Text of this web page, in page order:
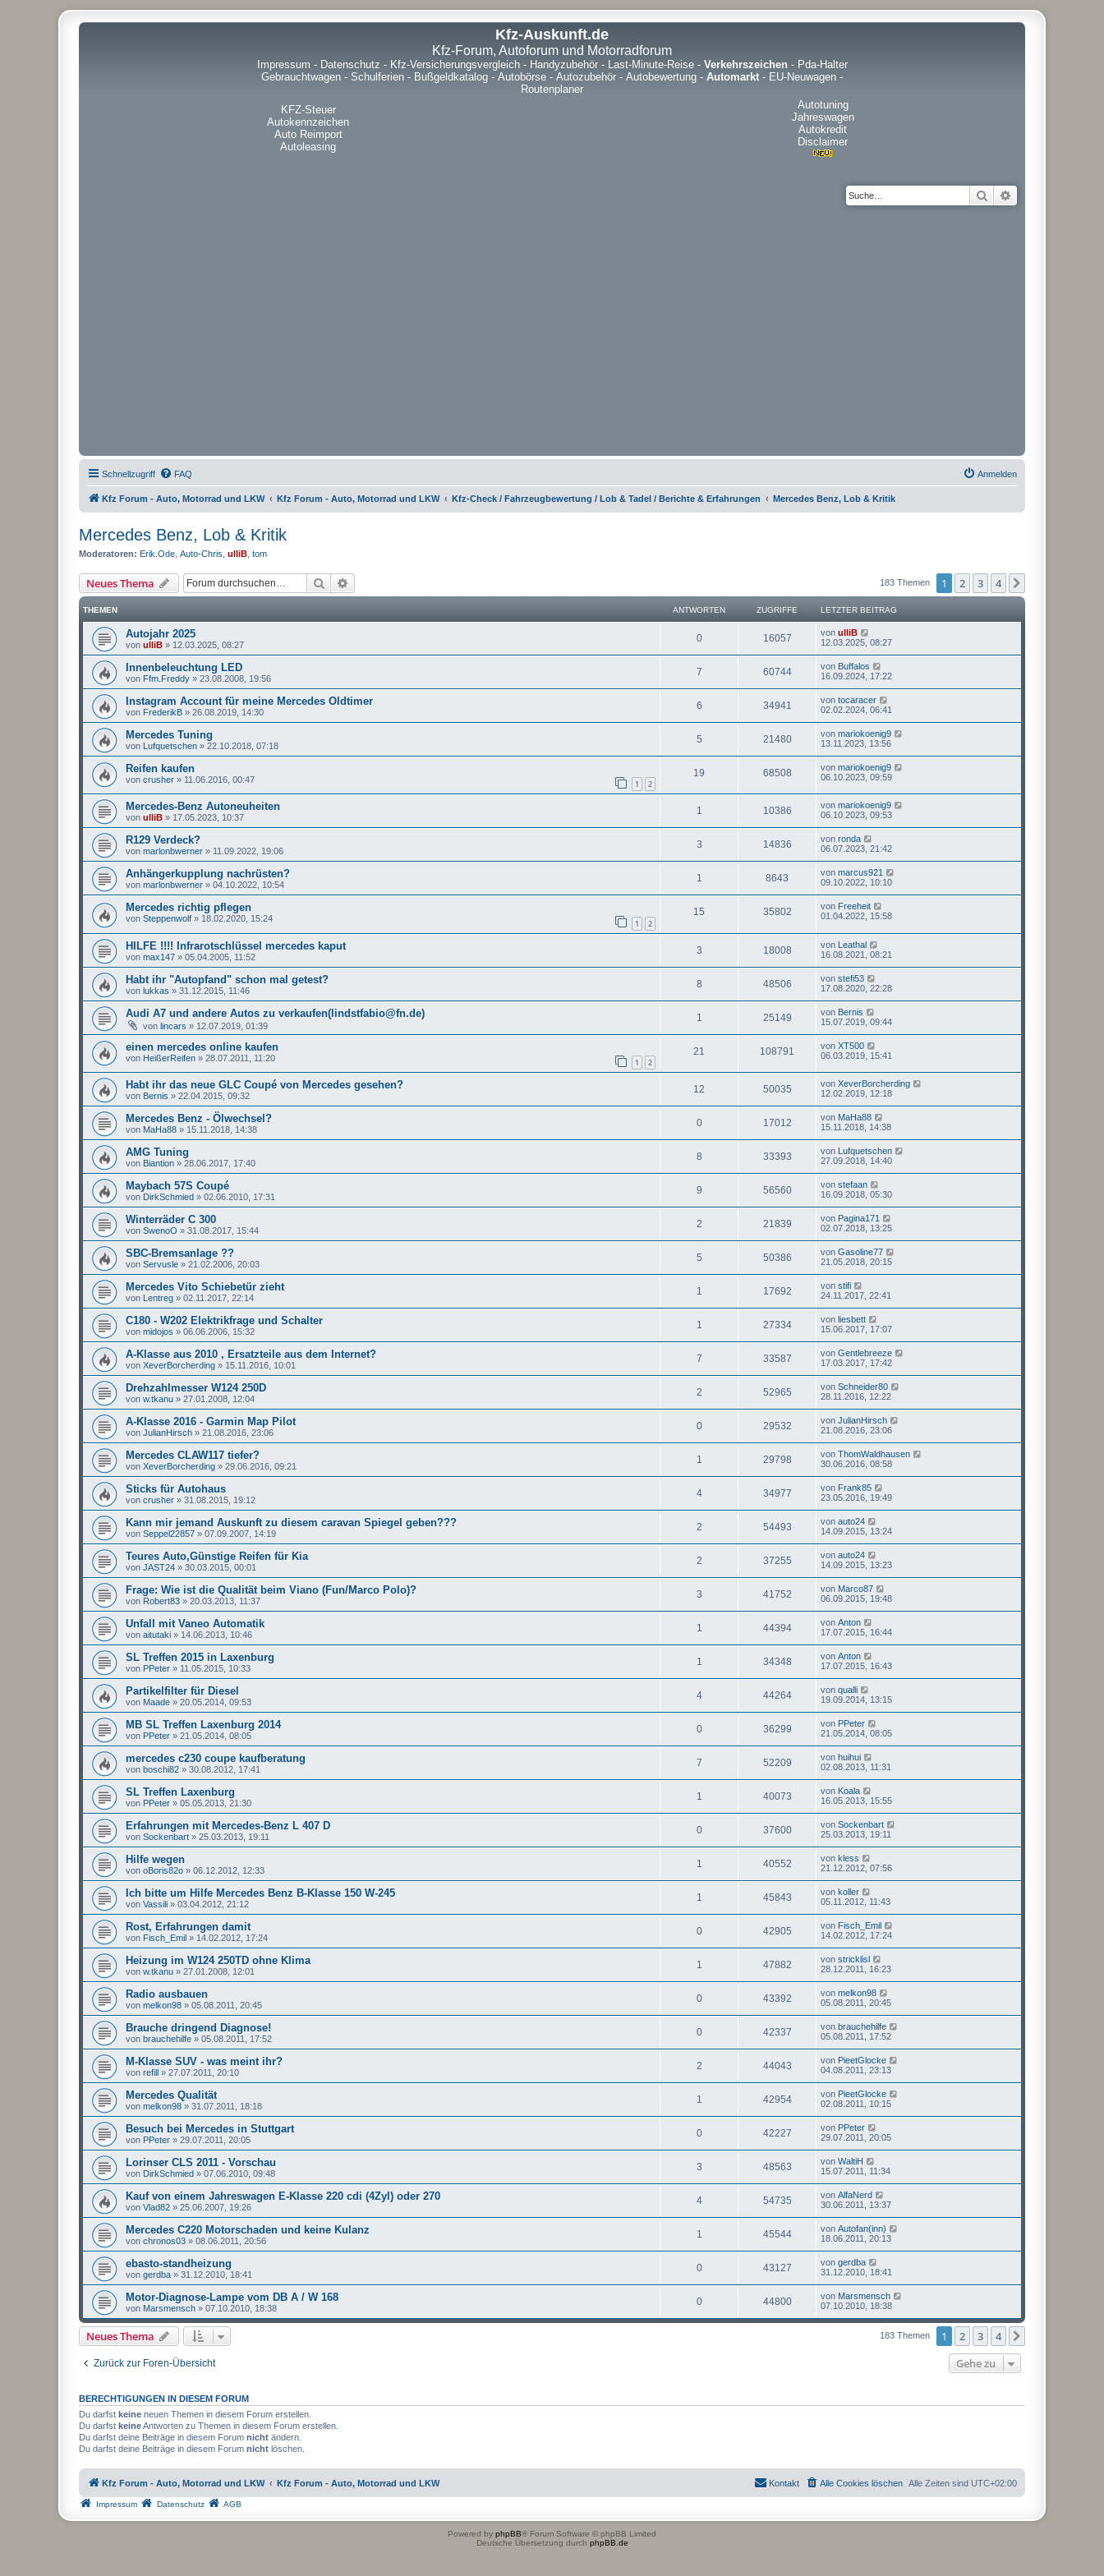
Kfz-Auskunft.de
Kfz-Forum, Autoforum und Motorradforum
Impressum - Datenschutz - Kfz-Versicherungsvergleich- Handyzubehör- Last-Minute-Reise- Verkehrszeichen- Pda-Halter
Gebrauchtwagen - Schulferien - Bußgeldkatalog - Autobörse - Autozubehör - Autobewertung - Automarkt - EU-Neuwagen -
Routenplaner
KFZ-Steuer
Autokennzeichen
Auto Reimport
Autoleasing
Autotuning
Jahreswagen
Autokredit
Disclaimer
Suche
Schnellzugriff FAQ Anmelden
Kfz Forum - Auto, Motorrad und LKW Kfz Forum - Auto, Motorrad und LKW Kfz-Check / Fahrzeugbewertung / Lob & Tadel / Berichte & Erfahrungen Mercedes Benz, Lob & Kritik
Mercedes Benz, Lob & Kritik
Moderatoren: Erik.Ode Auto-Chris ulliB tom
Neues Thema Suche 183 Themen 1 2 3 4
THEMEN ANTWORTEN ZUGRIFFE LETZTER BEITRAG
Autojahr 2025
von ulliB » 12.03.2025, 08:27
0 16057 von ulliB
12.03.2025, 08:27
Innenbeleuchtung LED
von Ffm.Freddy » 23.08.2008, 19:56
7 60744 von Buffalos
16.09.2024, 17:22
Instagram Account für meine Mercedes Oldtimer
von FrederikB » 26.08.2019, 14:30
6 34941 von tocaracer
02.02.2024, 06:41
Mercedes Tuning
von Lufquetschen » 22.10.2018, 07:18
5 21480 von mariokoenig9
13.11.2023, 13:56
Reifen kaufen
von crusher » 11.06.2016, 00:47 1 2
19 68508 von mariokoenig9
06.10.2023, 09:59
Mercedes-Benz Autoneuheiten
von ulliB » 17.05.2023, 10:37
1 10386 von mariokoenig9
06.10.2023, 09:53
R129 Verdeck?
von marlonbwerner » 11.09.2022, 19:06
3 14836 von ronda
06.07.2023, 21:42
Anhängerkupplung nachrüsten?
von marlonbwerner » 04.10.2022, 10:54
1 8643 von marcus921
09.10.2022, 10:10
Mercedes richtig pflegen
von Steppenwolf » 18.02.2020, 15:24 1 2
15 35802 von Freeheit
01.04.2022, 15:58
HILFE !!!! Infrarotschlüssel mercedes kaput
von max147 » 05.04.2005, 11:52
3 18008 von Leathal
16.08.2021, 08:21
Habt ihr "Autopfand" schon mal getest?
von lukkas » 31.12.2015, 11:46
8 48506 von stefi53
17.08.2020, 22:28
Audi A7 und andere Autos zu verkaufen(lindstfabio@fn.de)
von lincars » 12.07.2019, 01:39
1 25149 von Bernis
15.07.2019, 09:44
einen mercedes online kaufen
von HeißerReifen » 28.07.2011, 11:20 1 2
21 108791 von XT500
06.03.2019, 15:41
Habt ihr das neue GLC Coupé von Mercedes gesehen?
von Bernis » 22.04.2015, 09:32
12 50035 von XeverBorcherding
12.02.2019, 12:18
Mercedes Benz - Ölwechsel?
von MaHa88 » 15.11.2018, 14:38
0 17012 von MaHa88
15.11.2018, 14:38
AMG Tuning
von Biantion » 28.06.2017, 17:40
8 33393 von Lufquetschen
27.09.2018, 14:40
Maybach 57S Coupé
von DirkSchmied » 02.06.2010, 17:31
9 56560 von stefaan
16.09.2018, 05:30
Winterräder C 300
von SwenoO » 31.08.2017, 15:44
2 21839 von Pagina171
02.07.2018, 13:25
SBC-Bremsanlage ??
von Servusle » 21.02.2006, 20:03
5 50386 von Gasoline77
21.05.2018, 20:15
Mercedes Vito Schiebetür zieht
von Lentreg » 02.11.2017, 22:14
1 17692 von stifi
24.11.2017, 22:41
C180 - W202 Elektrikfrage und Schalter
von midojos » 06.06.2006, 15:32
1 27334 von liesbett
15.06.2017, 17:07
A-Klasse aus 2010 , Ersatzteile aus dem Internet?
von XeverBorcherding » 15.11.2016, 10:01
7 33587 von Gentlebreeze
17.03.2017, 17:42
Drehzahlmesser W124 250D
von w.tkanu » 27.01.2008, 12:04
2 52965 von Schneider80
28.11.2016, 12:22
A-Klasse 2016 - Garmin Map Pilot
von JulianHirsch » 21.08.2016, 23:06
0 29532 von JulianHirsch
21.08.2016, 23:06
Mercedes CLAW117 tiefer?
von XeverBorcherding » 29.06.2016, 09:21
1 29798 von ThomWaldhausen
30.06.2016, 08:58
Sticks für Autohaus
von crusher » 31.08.2015, 19:12
4 34977 von Frank85
23.05.2016, 19:49
Kann mir jemand Auskunft zu diesem caravan Spiegel geben???
von Seppel22857 » 07.09.2007, 14:19
2 54493 von auto24
14.09.2015, 13:24
Teures Auto,Günstige Reifen für Kia
von JAST24 » 30.03.2015, 00:01
2 37255 von auto24
14.09.2015, 13:23
Frage: Wie ist die Qualität beim Viano (Fun/Marco Polo)?
von Robert83 » 20.03.2013, 11:37
3 41752 von Marco87
06.09.2015, 19:48
Unfall mit Vaneo Automatik
von aitutaki » 14.06.2013, 10:46
1 44394 von Anton
17.07.2015, 16:44
SL Treffen 2015 in Laxenburg
von PPeter » 11.05.2015, 10:33
1 34348 von Anton
17.07.2015, 16:43
Partikelfilter für Diesel
von Maade » 20.05.2014, 09:53
4 44264 von qualli
19.09.2014, 13:15
MB SL Treffen Laxenburg 2014
von PPeter » 21.05.2014, 08:05
0 36299 von PPeter
21.05.2014, 08:05
mercedes c230 coupe kaufberatung
von boschi82 » 30.08.2012, 17:41
7 52209 von huihui
02.08.2013, 11:31
SL Treffen Laxenburg
von PPeter » 05.05.2013, 21:30
1 40073 von Koala
16.05.2013, 15:55
Erfahrungen mit Mercedes-Benz L 407 D
von Sockenbart » 25.03.2013, 19:11
0 37600 von Sockenbart
25.03.2013, 19:11
Hilfe wegen
von oBoris82o » 06.12.2012, 12:33
1 40552 von kless
21.12.2012, 07:56
Ich bitte um Hilfe Mercedes Benz B-Klasse 150 W-245
von Vassili » 03.04.2012, 21:12
1 45843 von koller
05.11.2012, 11:43
Rost, Erfahrungen damit
von Fisch_Emil » 14.02.2012, 17:24
0 42905 von Fisch_Emil
14.02.2012, 17:24
Heizung im W124 250TD ohne Klima
von w.tkanu » 27.01.2008, 12:01
1 47882 von stricklisl
28.12.2011, 16:23
Radio ausbauen
von melkon98 » 05.08.2011, 20:45
0 43392 von melkon98
05.08.2011, 20:45
Brauche dringend Diagnose!
von brauchehilfe » 05.08.2011, 17:52
0 42337 von brauchehilfe
05.08.2011, 17:52
M-Klasse SUV - was meint ihr?
von refill » 27.07.2011, 20:10
2 44043 von PieetGlocke
04.08.2011, 23:13
Mercedes Qualität
von melkon98 » 31.07.2011, 18:18
1 42954 von PieetGlocke
02.08.2011, 10:15
Besuch bei Mercedes in Stuttgart
von PPeter » 29.07.2011, 20:05
0 42227 von PPeter
29.07.2011, 20:05
Lorinser CLS 2011 - Vorschau
von DirkSchmied » 07.06.2010, 09:48
3 48563 von WaltiH
15.07.2011, 11:34
Kauf von einem Jahreswagen E-Klasse 220 cdi (4Zyl) oder 270
von Vlad82 » 25.06.2007, 19:26
4 54735 von AlfaNerd
30.06.2011, 13:37
Mercedes C220 Motorschaden und keine Kulanz
von chronos03 » 08.06.2011, 20:56
1 45544 von Autofan(inn)
18.06.2011, 20:13
ebasto-standheizung
von gerdba » 31.12.2010, 18:41
0 43127 von gerdba
31.12.2010, 18:41
Motor-Diagnose-Lampe vom DB A / W 168
von Marsmensch » 07.10.2010, 18:38
0 44800 von Marsmensch
07.10.2010, 18:38
Neues Thema 183 Themen 1 2 3 4
Zurück zur Foren-Übersicht Gehe zu
BERECHTIGUNGEN IN DIESEM FORUM
Du darfst keine neuen Themen in diesem Forum erstellen.
Du darfst keineAntworten zu Themen in diesem Forum erstellen.
Du darfst deine Beiträge in diesem Forum nicht ändern.
Du darfst deine Beiträge in diesem Forum nicht löschen.
Kfz Forum - Auto, Motorrad und LKW Kfz Forum - Auto, Motorrad und LKW Alle Zeiten sind UTC+02:00
Alle Cookies löschen
Kontakt
Impressum Datenschutz AGB
Powered by phpBB® Forum Software © phpBB Limited
Deutsche Übersetzung durch phpBB.de